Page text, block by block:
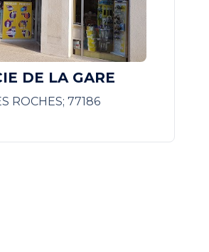
DE LA GARE
ROCHES; 77186